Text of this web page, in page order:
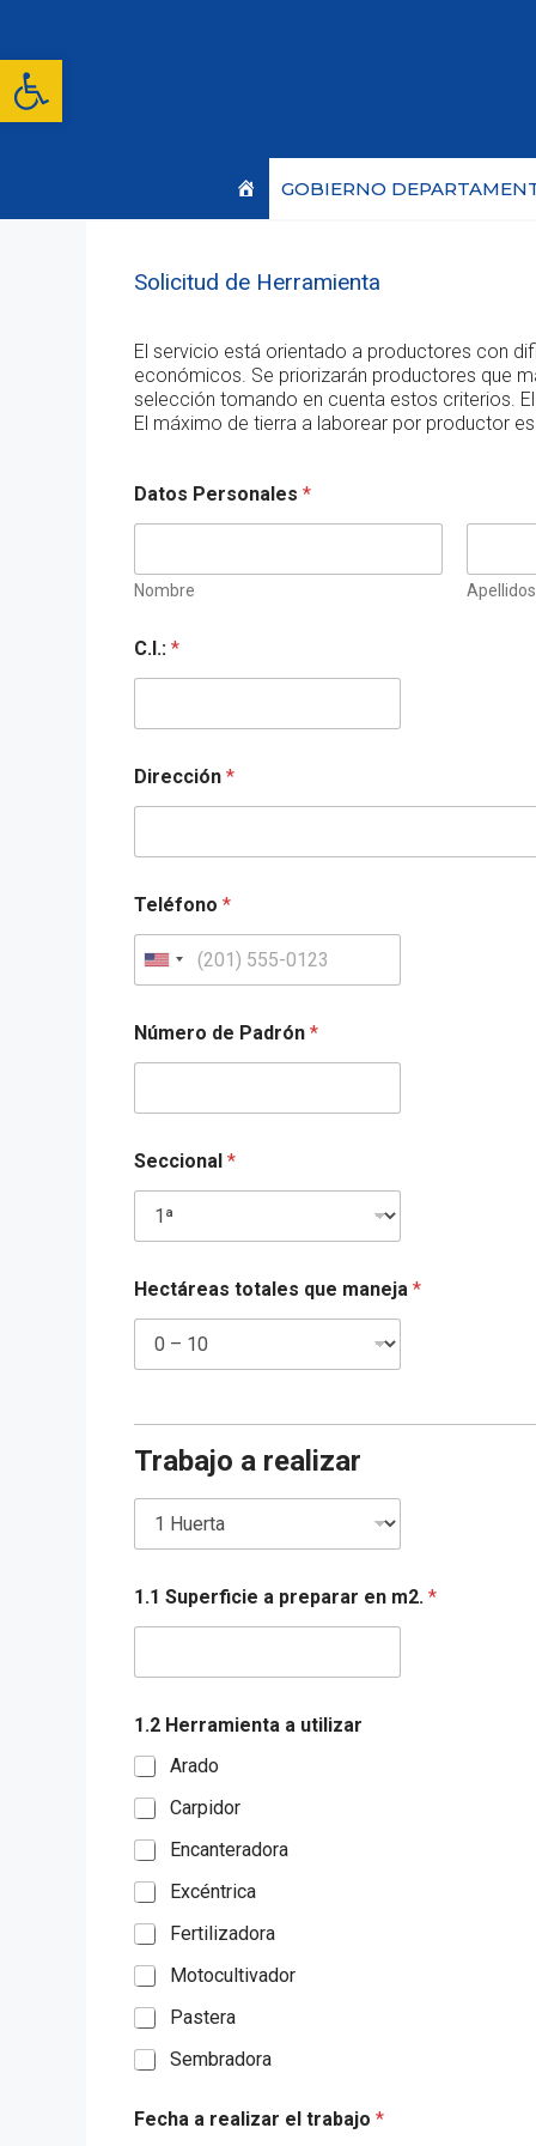
Abrir barra de herramientas
contenido
Inicio
GOBIERNO
Solicitud de Herramienta
El servicio está orientado a productores con
económicos. Se priorizarán productores que
selección tomando en cuenta estos criterios.
El máximo de tierra a laborear por productor
Datos Personales *
Nombre Apellidos
C.I.: *
Dirección *
Teléfono *
U
n
t
e
S
a
e
s
Número de Padrón *
Seccional *
Hectáreas totales que maneja *
Trabajo a realizar
1.1 Superficie a preparar en m2. *
1.2 Herramienta a utilizar
Arado
Carpidor
Encanteradora
Excéntrica
Fertilizadora
Motocultivador
Pastera
Sembradora
Fecha a realizar el trabajo *